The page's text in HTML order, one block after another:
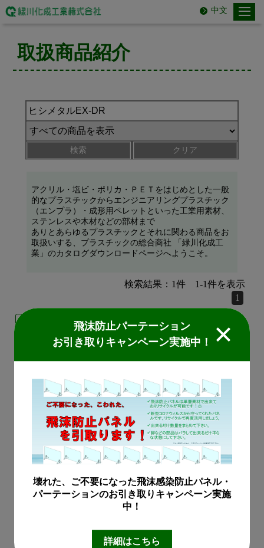
中文
飛沫防止パーテーション
お引き取りキャンペーン実施中！
壊れた、ご不要になった飛沫感染防止パネル・
パーテーションのお引き取りキャンペーン実施
中！
詳細はこちら
取扱商品紹介
検索 クリア
アクリル・塩ビ・ポリカ・ＰＥＴをはじめとした一般
的なプラスチックからエンジニアリングプラスチック
（エンプラ）・成形用ペレットといった工業用素材、
ステンレスや木材などの部材まで
ありとあらゆるプラスチックとそれに関わる商品をお
取扱いする、プラスチックの総合商社 「緑川化成工
業」のカタログダウンロードページへようこそ。
検索結果： 1件 1-1件を表示
1
建材
ヒシメタルEX-DR
※この製品は廃番となりま
した。代替品をご提案さ
せていただきます。
せ